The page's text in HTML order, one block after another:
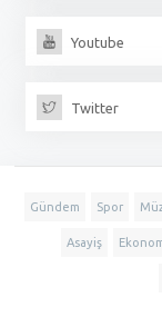
Youtube
Twitter
Gündem Spor
Asayiş